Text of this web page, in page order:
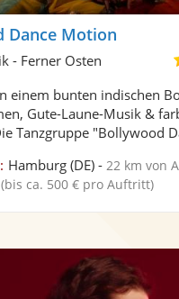
Dance Motion
- Ferner Osten
einem bunten indischen
Gute-Laune-Musik &
Tanzgruppe "Bollywood
Hamburg (DE) - 22 km von
(bis ca. 500 € pro Auftritt)